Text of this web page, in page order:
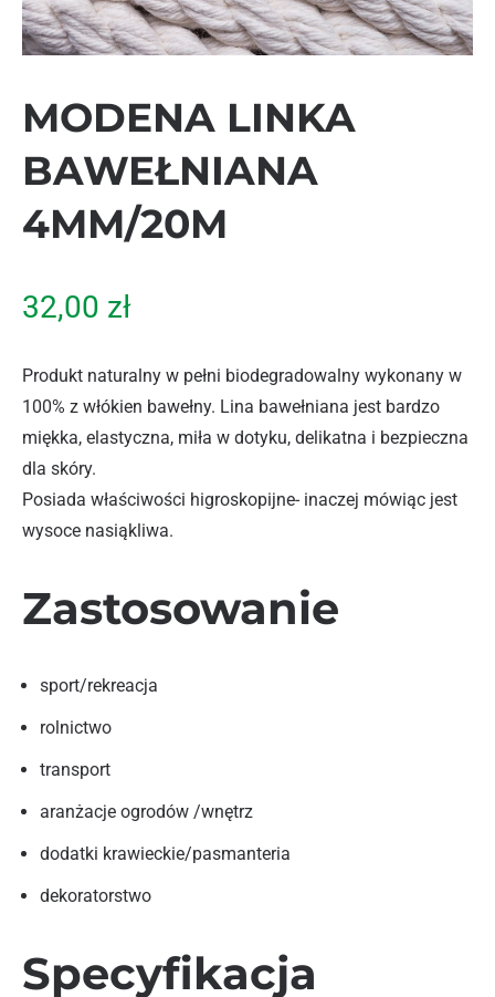
MODENA LINKA
BAWEŁNIANA
4MM/20M
32,00 zł
Produkt naturalny w pełni biodegradowalny wykonany w
100% z włókien bawełny. Lina bawełniana jest bardzo
miękka, elastyczna, miła w dotyku, delikatna i bezpieczna
dla skóry.
Posiada właściwości higroskopijne- inaczej mówiąc jest
wysoce nasiąkliwa.
Zastosowanie
sport/rekreacja
rolnictwo
transport
aranżacje ogrodów /wnętrz
dodatki krawieckie/pasmanteria
dekoratorstwo
Specyfikacja